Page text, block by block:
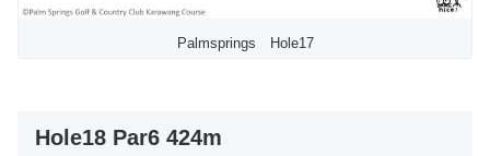
Palmsprings Hole17
Hole18 Par6 424m